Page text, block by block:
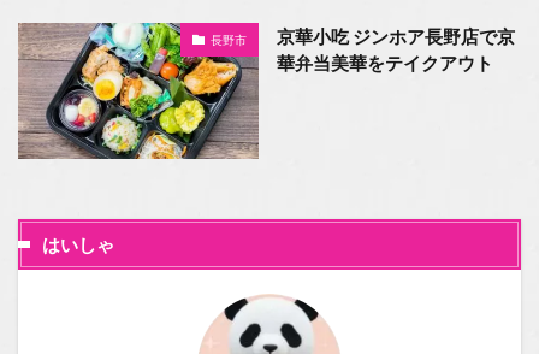
長野市
京華小吃 ジンホア長野店で京
華弁当美華をテイクアウト
はいしゃ